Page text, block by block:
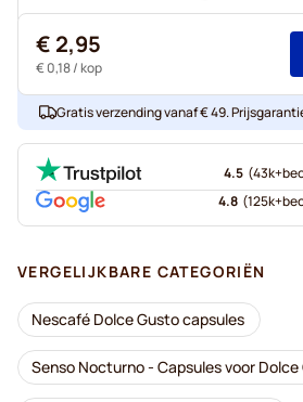
€ 2,95
€ 0,18/ kop
Gratis verzending vanaf € 49.
4.5 (43k+
4.8 (125k+
VERGELIJKBARE CATEGORIËN
Nescafé Dolce Gusto capsules
Senso Nocturno - Capsules voor Dolce